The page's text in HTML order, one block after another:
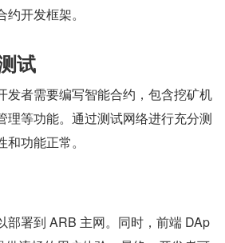
开发框架。
试
发者需要编写智能合约，包含挖矿机
理等功能。通过测试网络进行充分测
功能正常。
部署到 ARB 主网。同时，前端 DAp